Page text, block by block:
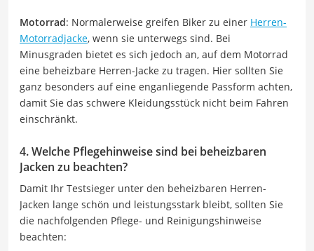
Motorrad: Normalerweise greifen Biker zu einer Herren-
Motorradjacke, wenn sie unterwegs sind. Bei
Minusgraden bietet es sich jedoch an, auf dem Motorrad
eine beheizbare Herren-Jacke zu tragen. Hier sollten Sie
ganz besonders auf eine enganliegende Passform achten,
damit Sie das schwere Kleidungsstück nicht beim Fahren
einschränkt.
4. Welche Pflegehinweise sind bei beheizbaren
Jacken zu beachten?
Damit Ihr Testsieger unter den beheizbaren Herren-
Jacken lange schön und leistungsstark bleibt, sollten Sie
die nachfolgenden Pflege- und Reinigungshinweise
beachten: